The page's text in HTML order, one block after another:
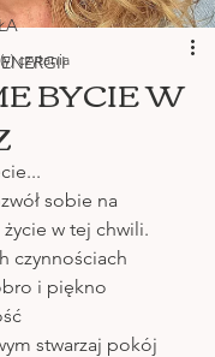
BYCIE W
czytania
sobie na
w tej chwili.
czynnościach
i piękno
stwarzaj pokój